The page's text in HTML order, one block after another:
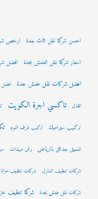
احسن شركة نقل اثاث جدة ارخص
اسعار شركة نقل العفش بجدة افضل
افضل شركات نقل عفش جدة
اقفال تاكسي اجرة الكويت
تركيب سيراميك تركيب غرف النوم
تنسيق حدائق بالرياض رش مبيدات
شركات تنظيف المنازل شركات تنظيف
شركات نقل عفش بجدة شركة تنظيف